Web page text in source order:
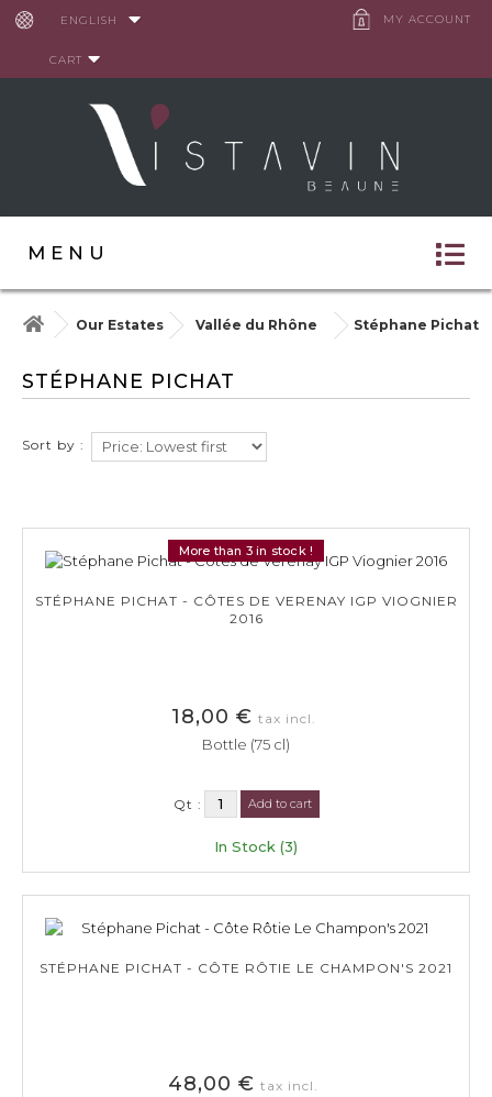
MY ACCOUNT
ENGLISH
CART
MENU
Our Estates Vallée du Rhône Stéphane Pichat
STÉPHANE PICHAT
Sort by :
More than 3 in stock !
STÉPHANE PICHAT - CÔTES DE VERENAY IGP VIOGNIER
2016
18,00 € tax incl.
Bottle (75 cl)
Qt : Add to cart
In Stock (3)
STÉPHANE PICHAT - CÔTE RÔTIE LE CHAMPON'S 2021
48,00 € tax incl.
Cookies management panel